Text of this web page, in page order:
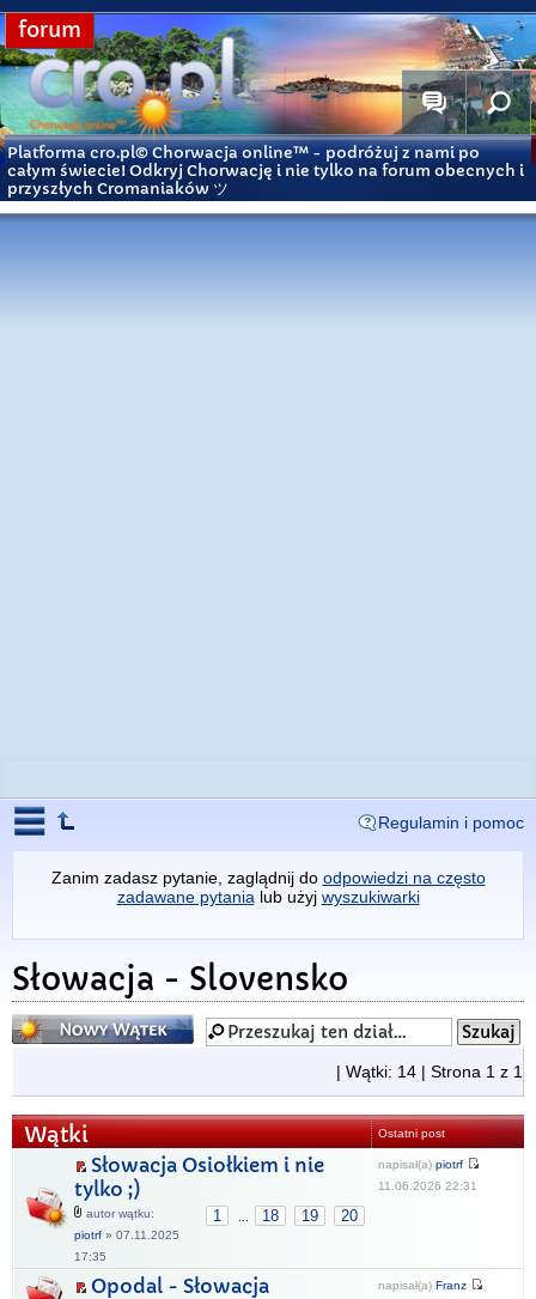
forum
Platforma cro.pl© Chorwacja online™ - podróżuj z nami po
całym świecie! Odkryj Chorwację i nie tylko na forum obecnych i
przyszłych Cromaniaków ツ
Regulamin i pomoc
Zanim zadasz pytanie, zaglądnij do odpowiedzi na często
zadawane pytania lub użyj wyszukiwarki
Słowacja - Slovensko
Napisz wątek
| Wątki: 14 | Strona 1 z 1
Wątki Ostatni post
Słowacja Osiołkiem i nie
tylko ;)
1 18 19 20
autor wątku:
piotrf » 07.11.2025
17:35
napisał(a) piotrf
11.06.2026 22:31
Opodal - Słowacja napisał(a) Franz